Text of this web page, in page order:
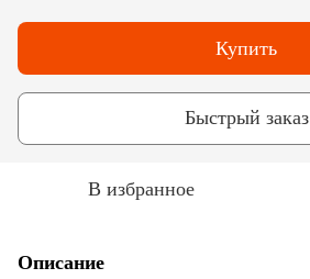
Купить
Быстрый заказ
В избранное
Описание